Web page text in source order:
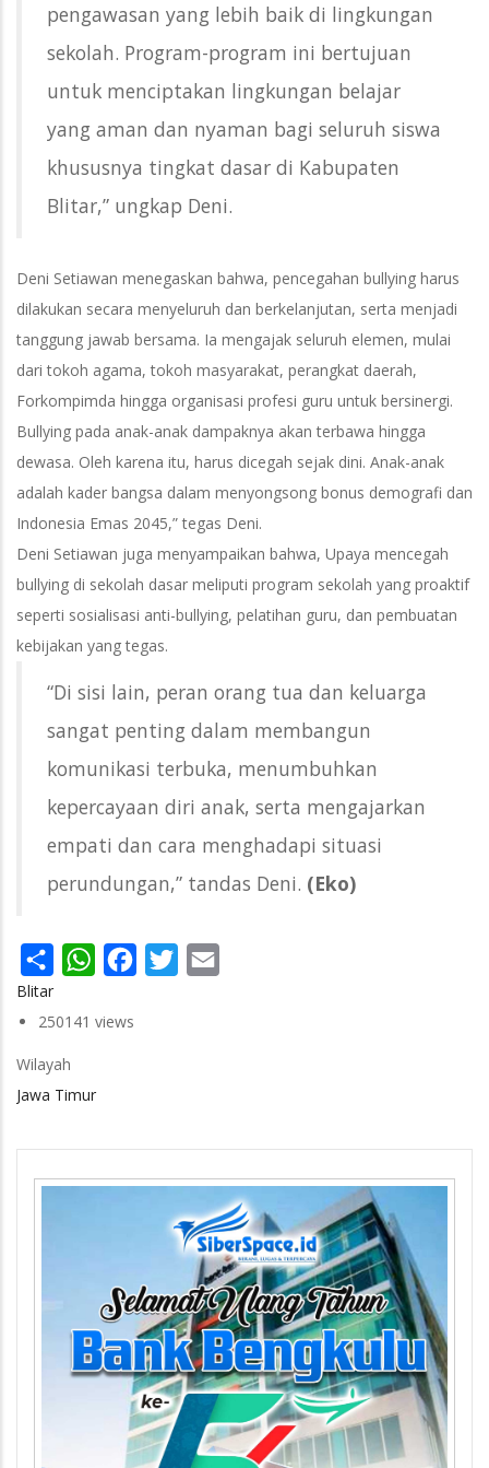
pengawasan yang lebih baik di lingkungan
sekolah. Program-program ini bertujuan
untuk menciptakan lingkungan belajar
yang aman dan nyaman bagi seluruh siswa
khususnya tingkat dasar di Kabupaten
Blitar,” ungkap Deni.
Deni Setiawan menegaskan bahwa, pencegahan bullying harus
dilakukan secara menyeluruh dan berkelanjutan, serta menjadi
tanggung jawab bersama. Ia mengajak seluruh elemen, mulai
dari tokoh agama, tokoh masyarakat, perangkat daerah,
Forkompimda hingga organisasi profesi guru untuk bersinergi.
Bullying pada anak-anak dampaknya akan terbawa hingga
dewasa. Oleh karena itu, harus dicegah sejak dini. Anak-anak
adalah kader bangsa dalam menyongsong bonus demografi dan
Indonesia Emas 2045,” tegas Deni.
Deni Setiawan juga menyampaikan bahwa, Upaya mencegah
bullying di sekolah dasar meliputi program sekolah yang proaktif
seperti sosialisasi anti-bullying, pelatihan guru, dan pembuatan
kebijakan yang tegas.
“Di sisi lain, peran orang tua dan keluarga
sangat penting dalam membangun
komunikasi terbuka, menumbuhkan
kepercayaan diri anak, serta mengajarkan
empati dan cara menghadapi situasi
perundungan,” tandas Deni. (Eko)
Share WhatsAppFacebook
Twitter
Blitar
250141 views
Wilayah
Jawa Timur